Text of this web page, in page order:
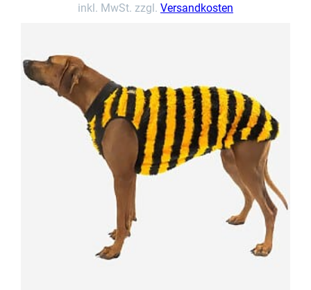
inkl. MwSt. zzgl. Versandkosten